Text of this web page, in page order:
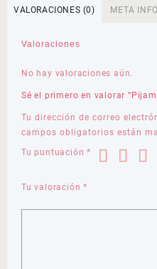
VALORACIONES (0) META
Valoraciones
No hay valoraciones aún.
Sé el primero en valorar
Tu dirección de correo
campos obligatorios están
Tu puntuación*
Tu valoración*